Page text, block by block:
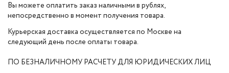
Вы можете оплатить заказ наличными в рублях,
непосредственно в момент получения товара.
Курьерская доставка осуществляется по Москве на
следующий день после оплаты товара.
ПО БЕЗНАЛИЧНОМУ РАСЧЕТУ ДЛЯ ЮРИДИЧЕСКИХ ЛИЦ